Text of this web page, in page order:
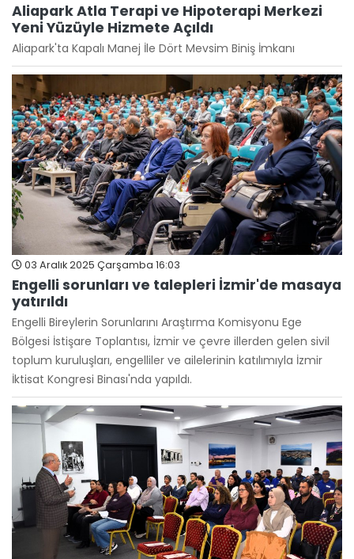
Aliapark Atla Terapi ve Hipoterapi Merkezi
Yeni Yüzüyle Hizmete Açıldı
Aliapark'ta Kapalı Manej İle Dört Mevsim Biniş İmkanı
03 Aralık 2025 Çarşamba 16:03
Engelli sorunları ve talepleri İzmir'de masaya
yatırıldı
Engelli Bireylerin Sorunlarını Araştırma Komisyonu Ege
Bölgesi İstişare Toplantısı, İzmir ve çevre illerden gelen sivil
toplum kuruluşları, engelliler ve ailelerinin katılımıyla İzmir
İktisat Kongresi Binası'nda yapıldı.